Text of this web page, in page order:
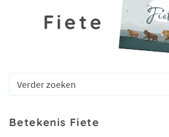
Fiete
Betekenis Fiete